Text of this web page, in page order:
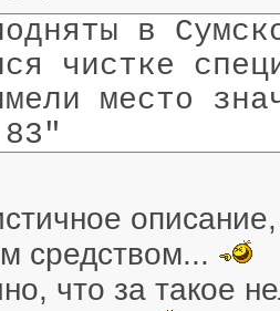
в
чистке
место
средством...
что за такое